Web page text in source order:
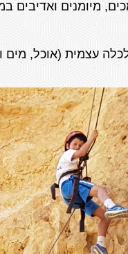
מיומנים ואדיבים
עצמית (אוכל, מים